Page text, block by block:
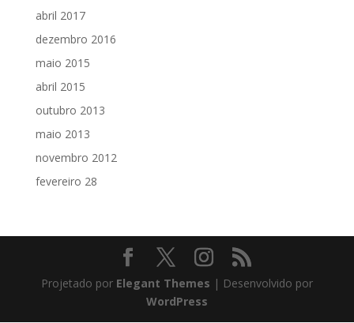
abril 2017
dezembro 2016
maio 2015
abril 2015
outubro 2013
maio 2013
novembro 2012
fevereiro 28
Projetado por Elegant Themes | Desenvolvido por
WordPress